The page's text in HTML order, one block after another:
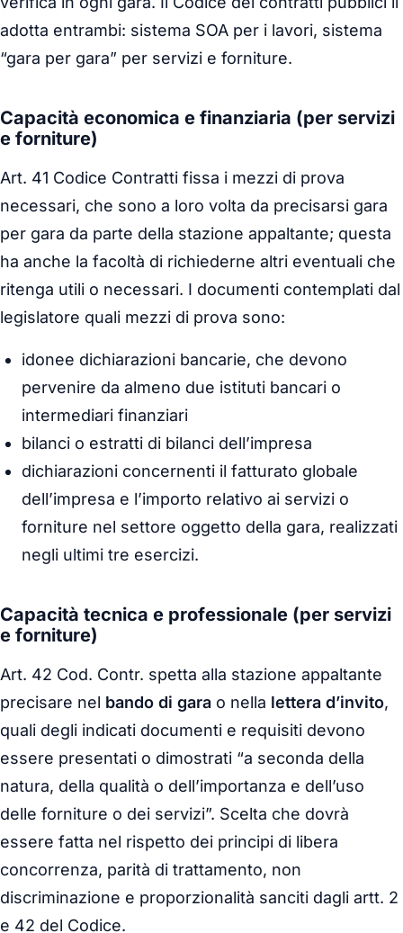
adotta entrambi: sistema SOA per i lavori, sistema
“gara per gara” per servizi e forniture.
Capacità economica e finanziaria (per servizi
e forniture)
Art. 41 Codice Contratti fissa i mezzi di prova
necessari, che sono a loro volta da precisarsi gara
per gara da parte della stazione appaltante; questa
ha anche la facoltà di richiederne altri eventuali che
ritenga utili o necessari. I documenti contemplati dal
legislatore quali mezzi di prova sono:
idonee dichiarazioni bancarie, che devono
pervenire da almeno due istituti bancari o
intermediari finanziari
bilanci o estratti di bilanci dell’impresa
dichiarazioni concernenti il fatturato globale
dell’impresa e l’importo relativo ai servizi o
forniture nel settore oggetto della gara, realizzati
negli ultimi tre esercizi.
Capacità tecnica e professionale (per servizi
e forniture)
Art. 42 Cod. Contr. spetta alla stazione appaltante
precisare nel bando di gara o nella lettera d’invito,
quali degli indicati documenti e requisiti devono
essere presentati o dimostrati “a seconda della
natura, della qualità o dell’importanza e dell’uso
delle forniture o dei servizi”. Scelta che dovrà
essere fatta nel rispetto dei principi di libera
concorrenza, parità di trattamento, non
discriminazione e proporzionalità sanciti dagli artt. 2
e 42 del Codice.